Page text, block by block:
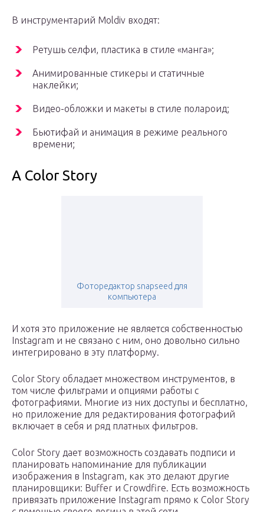
В инструментарий Moldiv входят:
Ретушь селфи, пластика в стиле «манга»;
Анимированные стикеры и статичные
наклейки;
Видео-обложки и макеты в стиле полароид;
Бьютифай и анимация в режиме реального
времени;
A Color Story
Фоторедактор snapseed для
компьютера
И хотя это приложение не является собственностью
Instagram и не связано с ним, оно довольно сильно
интегрировано в эту платформу.
Color Story обладает множеством инструментов, в
том числе фильтрами и опциями работы с
фотографиями. Многие из них доступы и бесплатно,
но приложение для редактирования фотографий
включает в себя и ряд платных фильтров.
Color Story дает возможность создавать подписи и
планировать напоминание для публикации
изображения в Instagram, как это делают другие
планировщики: Buffer и Crowdfire. Есть возможность
привязать приложение Instagram прямо к Color Story